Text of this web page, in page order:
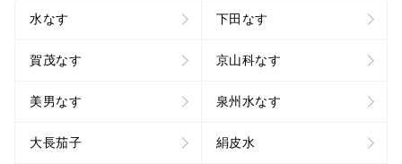
水なす 下田なす
賀茂なす 京山科なす
美男なす 泉州水なす
大長茄子 絹皮水